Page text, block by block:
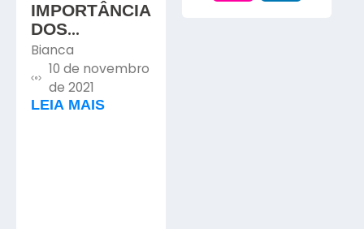
IMPORTÂNCIA
DOS
SOFTWARES
DE
AUTOMAÇÃO
NA
Bianca
10 de novembro
de 2021
LEIA MAIS